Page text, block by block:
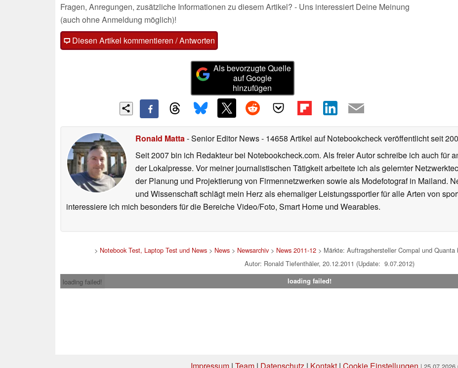
Fragen, Anregungen, zusätzliche Informationen zu diesem Artikel? - Uns interessiert Deine Meinung
(auch ohne Anmeldung möglich)!
Diesen Artikel kommentieren / Antworten
Als bevorzugte Quelle
auf Google
hinzufügen
Ronald Matta- Senior Editor News- 14658 Artikel auf Notebookcheck veröffentlichtseit
Seit 2007 bin ich Redakteur bei Notebookcheck.com. Als freier Autor schreibe ich auch für
der Lokalpresse. Vor meiner journalistischen Tätigkeit arbeitete ich als gelernter
der Planung und Projektierung von Firmennetzwerken sowie als Modefotograf in Mailand.
und Wissenschaft schlägt mein Herz als ehemaliger Leistungssportler für alle Arten von
interessiere ich mich besonders für die Bereiche Video/Foto, Smart Home und Wearables.
> Notebook Test, Laptop Test und News > News > Newsarchiv > News 2011-12 > Märkte: Auftragshersteller Compal und
Autor: Ronald Tiefenthäler, 20.12.2011 (Update: 9.07.2012)
loading failed!
loading failed!